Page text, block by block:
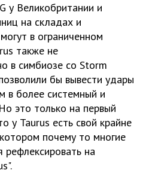
у Великобритании и
на складах и
в ограниченном
также не
в симбиозе со Storm
бы вывести удары
в более системный и
это только на первый
у Taurus есть свой крайне
почему то многие
на